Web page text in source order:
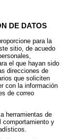
DE DATOS
para la
sitio, de acuedo
el que hayan sido
direcciones de
que soliciten
con la información
de correo
herramientas de
comportamiento y